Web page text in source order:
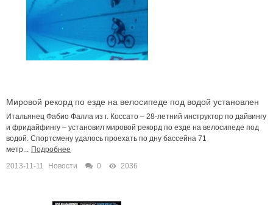
Мировой рекорд по езде на велосипеде под водой установлен
Итальянец Фабио Фалла из г. Коссато – 28-летний инструктор по дайвингу
и фридайфингу – установил мировой рекорд по езде на велосипеде под
водой. Спортсмену удалось проехать по дну бассейна 71
метр... Подробнее
2013-11-11
Новости 0 2036